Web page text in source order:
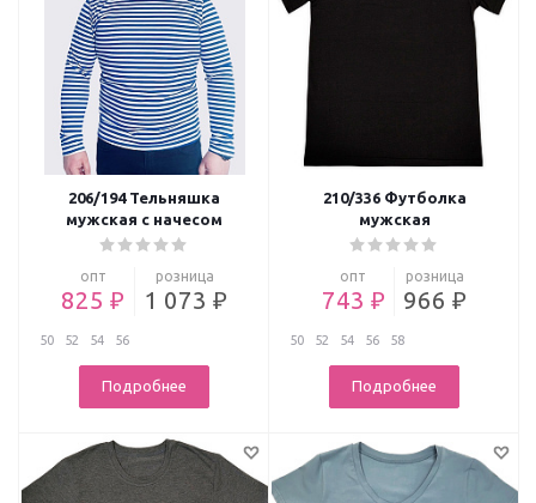
206/194 Тельняшка
мужская с начесом
опт
825 ₽
розница
1 073 ₽
50 52 54 56
Подробнее
210/336 Футболка
мужская
опт
743 ₽
розница
966 ₽
50 52 54 56 58
Подробнее